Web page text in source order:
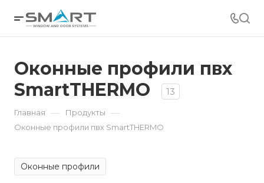
Оконные профили пвх
SmartTHERMO
13
Главная — Продукты —
Оконные профили пвх SmartTHERMO
Оконные профили